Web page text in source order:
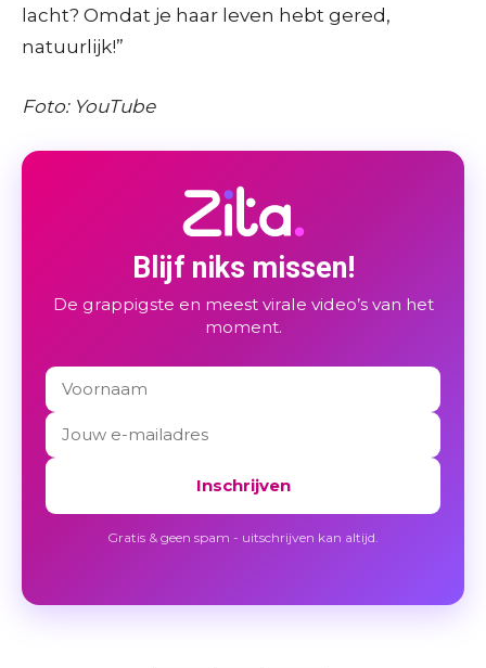
lacht? Omdat je haar leven hebt gered,
natuurlijk!”
Foto: YouTube
Blijf niks missen!
De grappigste en meest virale video’s van het
moment.
Inschrijven
Gratis & geen spam - uitschrijven kan altijd.